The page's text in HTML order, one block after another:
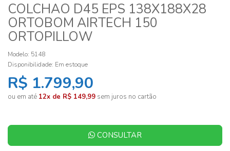
COLCHAO D45 EPS 138X188X28
ORTOBOM AIRTECH 150
ORTOPILLOW
Modelo: 5148
Disponibilidade: Em estoque
R$ 1.799,90
ou em até 12x de R$ 149,99 sem juros no cartão
CONSULTAR